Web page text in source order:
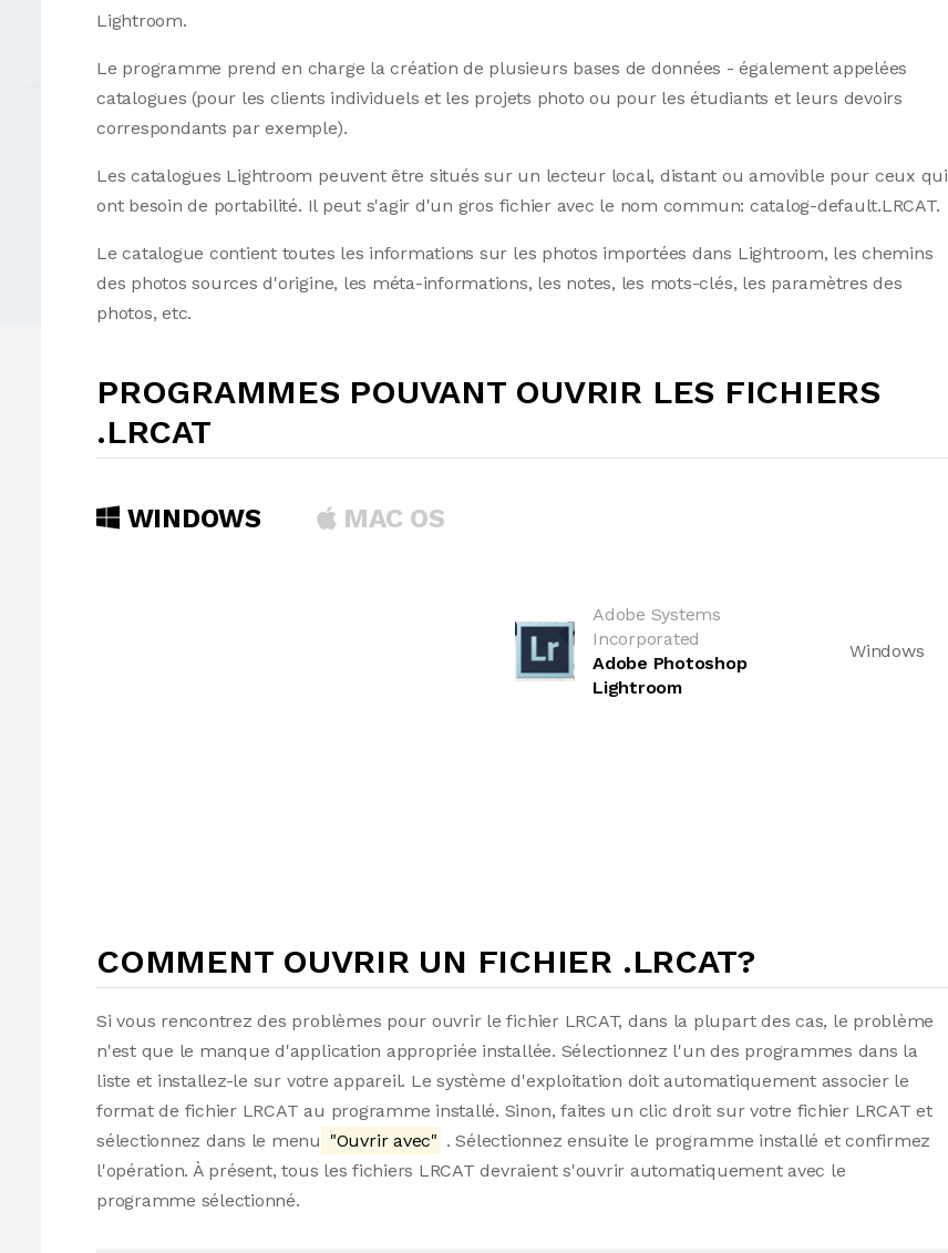
Lightroom.
Le programme prend en charge la création de plusieurs bases de données - également appelées
catalogues (pour les clients individuels et les projets photo ou pour les étudiants et leurs devoirs
correspondants par exemple).
Les catalogues Lightroom peuvent être situés sur un lecteur local, distant ou amovible pour ceux qui
ont besoin de portabilité. Il peut s'agir d'un gros fichier avec le nom commun: catalog-default.LRCAT.
Le catalogue contient toutes les informations sur les photos importées dans Lightroom, les chemins
des photos sources d'origine, les méta-informations, les notes, les mots-clés, les paramètres des
photos, etc.
PROGRAMMES POUVANT OUVRIR LES FICHIERS
.LRCAT
WINDOWS MAC OS
Adobe Systems
Incorporated
Adobe Photoshop
Lightroom
Windows
COMMENT OUVRIR UN FICHIER .LRCAT?
Si vous rencontrez des problèmes pour ouvrir le fichier LRCAT, dans la plupart des cas, le problème
n'est que le manque d'application appropriée installée. Sélectionnez l'un des programmes dans la
liste et installez-le sur votre appareil. Le système d'exploitation doit automatiquement associer le
format de fichier LRCAT au programme installé. Sinon, faites un clic droit sur votre fichier LRCAT et
sélectionnez dans le menu "Ouvrir avec" . Sélectionnez ensuite le programme installé et confirmez
l'opération. À présent, tous les fichiers LRCAT devraient s'ouvrir automatiquement avec le
programme sélectionné.